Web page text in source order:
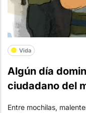
Vida
Algún día
ciudadano del
Entre mochilas,